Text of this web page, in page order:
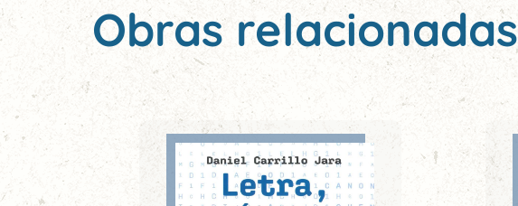
Obras relacionadas